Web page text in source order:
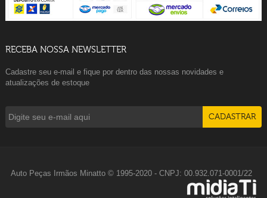
RECEBA NOSSA NEWSLETTER
Cadastre seu e-mail e fique por dentro das nossas novidades e
atualizações de estoque
Auto Peças Irmãos Minatto © 1995-2020 - CNPJ: 00.932.071-0001/22